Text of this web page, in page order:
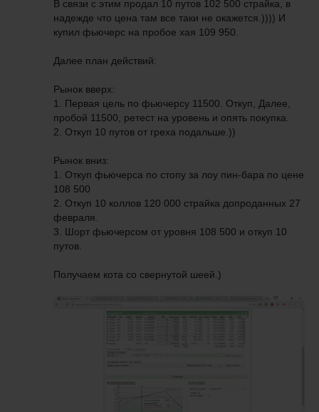
В связи с этим продал 10 путов 102 500 страйка, в
надежде что цена там все таки не окажется.)))) И
купил фьючерс на пробое хая 109 950.
Далее план действий:
Рынок вверх:
1. Первая цель по фьючерсу 11500. Откуп, Далее,
пробой 11500, ретест на уровень и опять покупка.
2. Откуп 10 путов от греха подальше.))
Рынок вниз:
1. Откуп фьючерса по стопу за лоу пин-бара по цене
108 500
2. Откуп 10 коллов 120 000 страйка допроданных 27
февраля.
3. Шорт фьючерсом от уровня 108 500 и откуп 10
путов.
Получаем кота со свернутой шеей.)